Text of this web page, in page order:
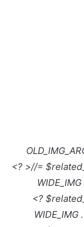
//=
>//=